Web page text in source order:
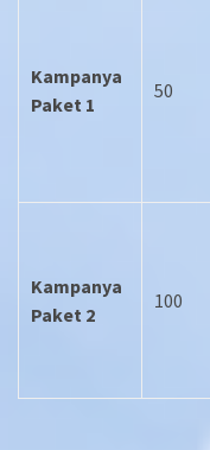
Kampanya
Paket 1
50
Kampanya
Paket 2
100